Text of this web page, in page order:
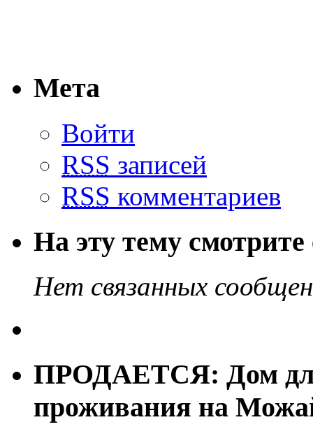
Мета
Войти
RSS записей
RSS комментариев
На эту тему
Нет связанных
ПРОДАЕТСЯ: Дом для
проживания на